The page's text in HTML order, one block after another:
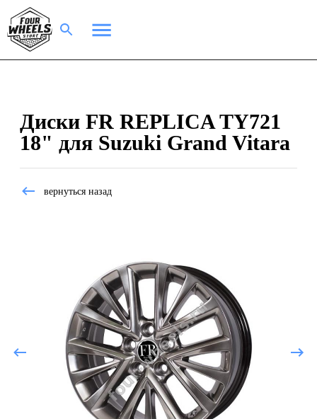
Диски FR REPLICA TY721
18" для Suzuki Grand Vitara
вернуться назад